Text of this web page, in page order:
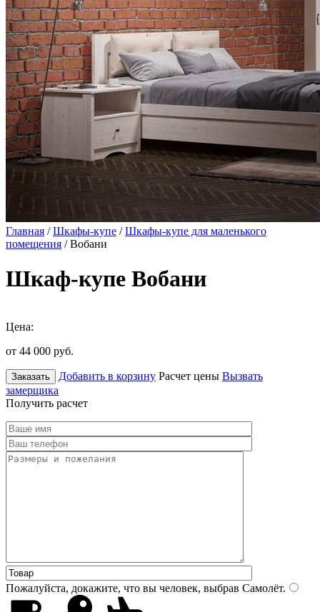
Главная /Шкафы-купе /Шкафы-купе для маленького
помещения / Вобани
Шкаф-купе Вобани
Цена:
от 44 000 руб.
Заказать Добавить в корзину Расчет цены Вызвать
замерщика
Получить расчет
Пожалуйста, докажите, что вы человек, выбрав Самолёт.